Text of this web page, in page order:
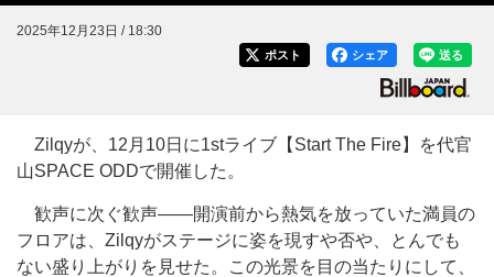
2025年12月23日 / 18:30
送る
シェア
ポスト
Zilqyが、12月10日に1stライブ【Start The Fire】を代官
山SPACE ODDで開催した。
歓声に次ぐ歓声――開演前から熱気を放っていた満員の
フロアは、Zilqyがステージに姿を現すや否や、とんでも
ない盛り上がりを見せた。この光景を目の当たりにして、